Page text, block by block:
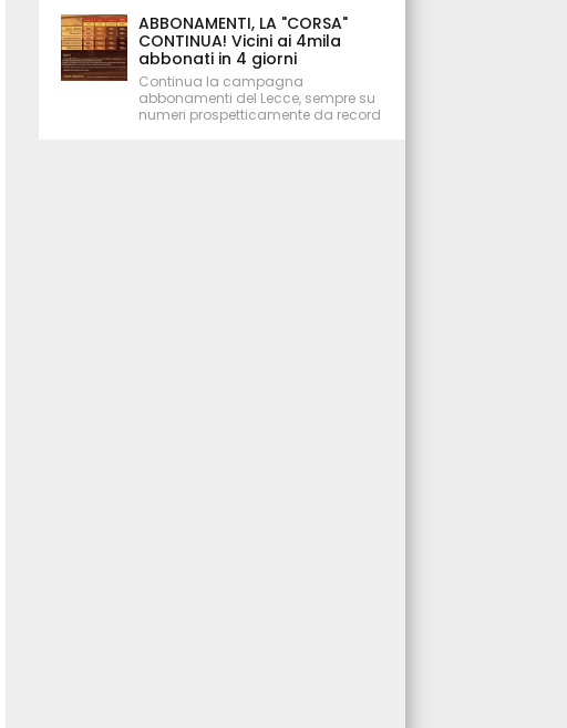
ABBONAMENTI, LA "CORSA"
CONTINUA! Vicini ai 4mila
abbonati in 4 giorni
Continua la campagna
abbonamenti del Lecce, sempre su
numeri prospetticamente da record